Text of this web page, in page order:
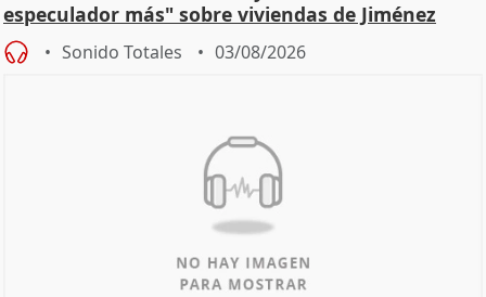
especulador más" sobre viviendas de Jiménez
Becerril
Sonido Totales 03/08/2026